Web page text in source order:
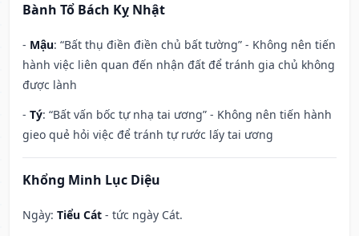
Bành Tổ Bách Kỵ Nhật
- Mậu: “Bất thụ điền điền chủ bất tường” - Không nên tiến
hành việc liên quan đến nhận đất để tránh gia chủ không
được lành
- Tý: “Bất vấn bốc tự nhạ tai ương” - Không nên tiến hành
gieo quẻ hỏi việc để tránh tự rước lấy tai ương
Khổng Minh Lục Diệu
Ngày: Tiểu Cát - tức ngày Cát.